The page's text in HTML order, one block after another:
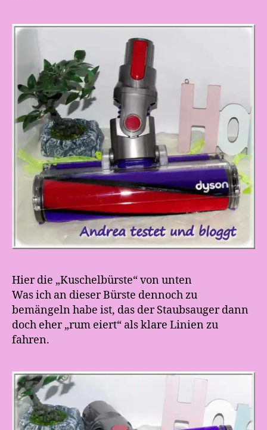
Hier die „Kuschelbürste“ von unten
Was ich an dieser Bürste dennoch zu
bemängeln habe ist, das der Staubsauger dann
doch eher „rum eiert“ als klare Linien zu
fahren.